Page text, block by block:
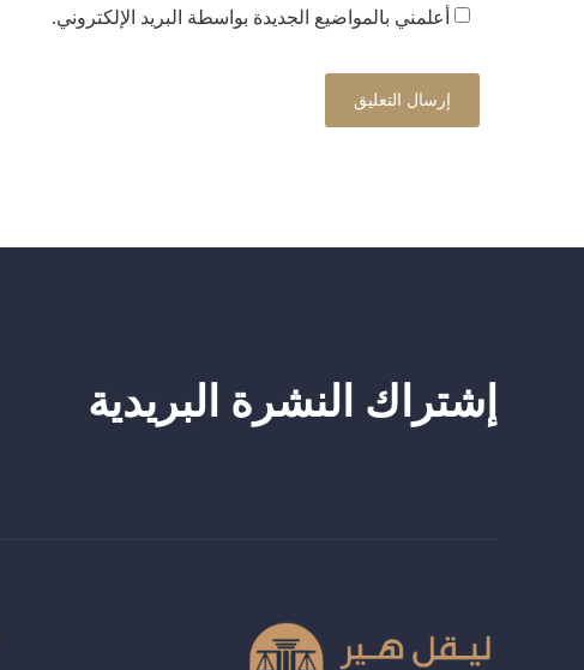
أعلمني بالمواضيع الجديدة بواسطة البريد الإلكتروني.
إشتراك النشرة البريدية